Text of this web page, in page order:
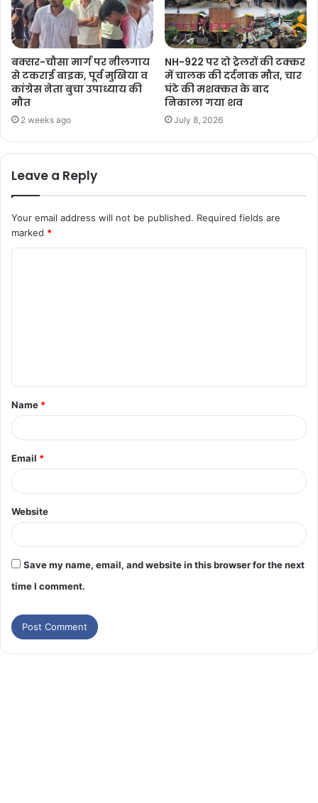
बक्सर-चौसा मार्ग पर नीलगाय
से टकराई बाइक, पूर्व मुखिया व
कांग्रेस नेता बुचा उपाध्याय की
मौत
2 weeks ago
NH-922 पर दो ट्रेलरों की टक्कर
में चालक की दर्दनाक मौत, चार
घंटे की मशक्कत के बाद
निकाला गया शव
July 8, 2026
Leave a Reply
Your email address will not be published. Required fields are
marked *
Name *
Email *
Website
Save my name, email, and website in this browser for the next
time I comment.